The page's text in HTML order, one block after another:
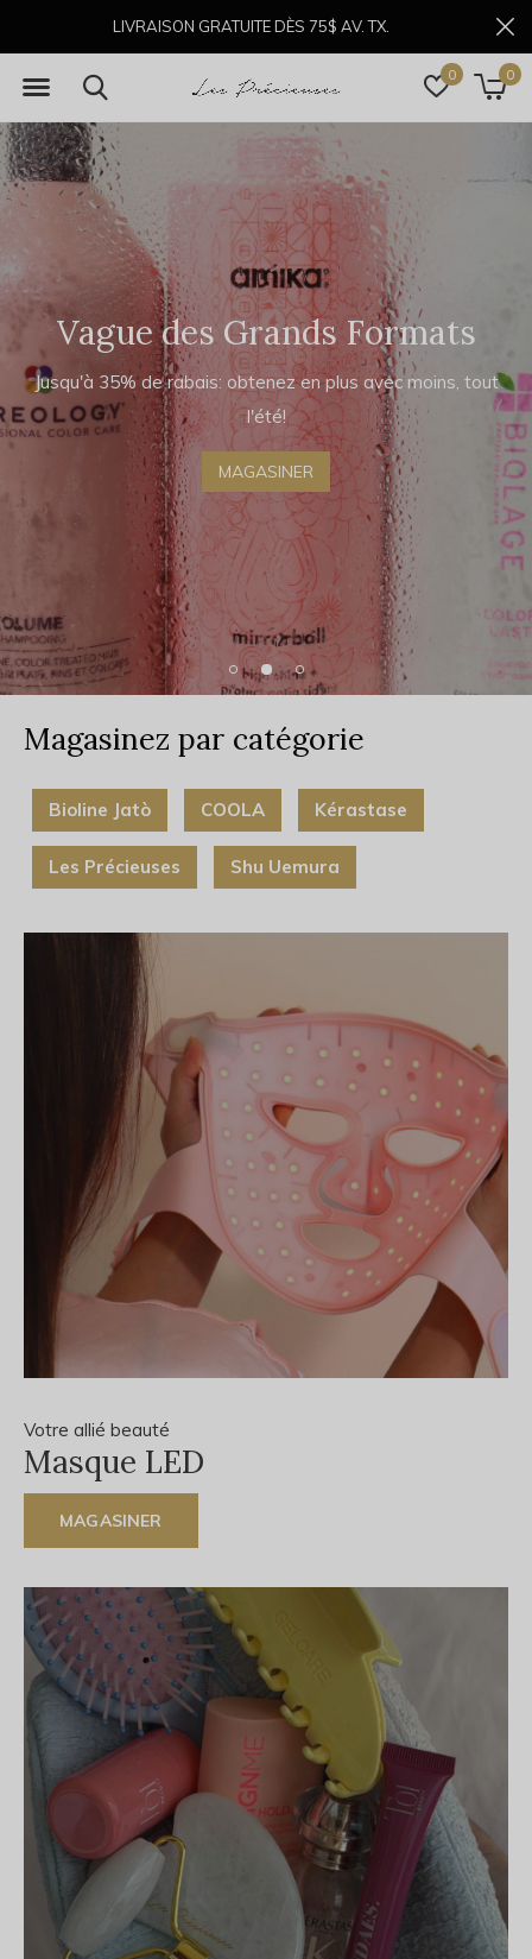
0 0
LIVRAISON GRATUITE DÈS 75$ AV. TX.
Masque & Patchs Éclat
Comme un filtre pour la peau, mais dans la vie réelle.
40% DE RABAIS
Magasinez par catégorie
Bioline Jatò COOLA Kérastase
Les Précieuses Shu Uemura
Votre allié beauté
Masque LED
MAGASINER